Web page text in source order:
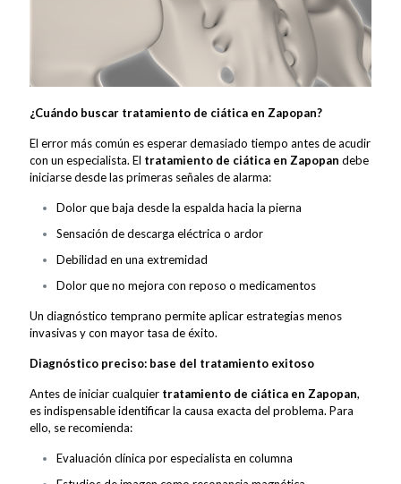
¿Cuándo buscar tratamiento de ciática en Zapopan?
El error más común es esperar demasiado tiempo antes de acudir
con un especialista. El tratamiento de ciática en Zapopan debe
iniciarse desde las primeras señales de alarma:
Dolor que baja desde la espalda hacia la pierna
Sensación de descarga eléctrica o ardor
Debilidad en una extremidad
Dolor que no mejora con reposo o medicamentos
Un diagnóstico temprano permite aplicar estrategias menos
invasivas y con mayor tasa de éxito.
Diagnóstico preciso: base del tratamiento exitoso
Antes de iniciar cualquier tratamiento de ciática en Zapopan,
es indispensable identificar la causa exacta del problema. Para
ello, se recomienda:
Evaluación clínica por especialista en columna